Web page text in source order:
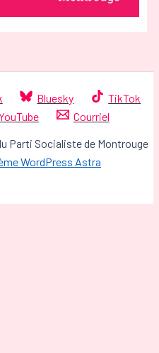
Bluesky
TikTok
Courriel
Parti Socialiste de Montrouge
WordPress Astra